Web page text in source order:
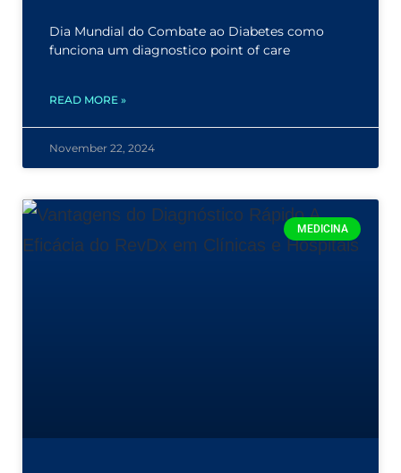
Dia Mundial do Combate ao Diabetes como
funciona um diagnostico point of care
READ MORE »
November 22, 2024
MEDICINA